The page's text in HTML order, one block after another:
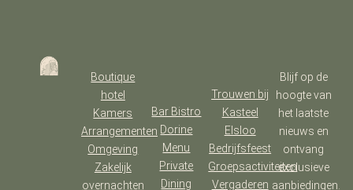
Boutique
hotel
Kamers
Arrangementen
Omgeving
Zakelijk
overnachten
Bar Bistro
Dorine
Menu
Private
Dining
Trouwen bij
Kasteel
Elsloo
Bedrijfsfeest
Groepsactiviteiten
Vergaderen
Blijf op de
hoogte van
het laatste
nieuws en
ontvang
exclusieve
aanbiedingen.